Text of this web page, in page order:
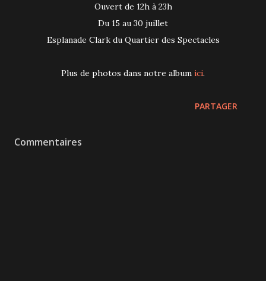
Ouvert de 12h à 23h
Du 15 au 30 juillet
Esplanade Clark du Quartier des Spectacles
Plus de photos dans notre album ici.
PARTAGER
Commentaires